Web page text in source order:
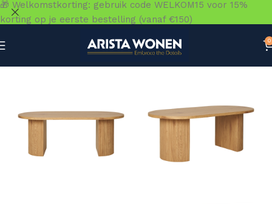
0
🎁 Welkomstkorting: gebruik code WELKOM15 voor 15%
korting op je eerste bestelling (vanaf €150)